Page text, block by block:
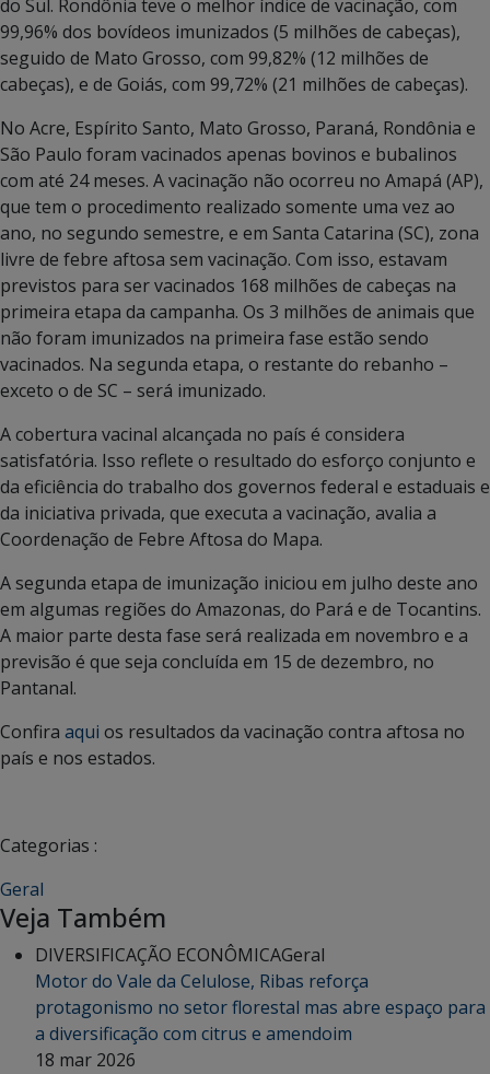
do Sul. Rondônia teve o melhor índice de vacinação, com
99,96% dos bovídeos imunizados (5 milhões de cabeças),
seguido de Mato Grosso, com 99,82% (12 milhões de
cabeças), e de Goiás, com 99,72% (21 milhões de cabeças).
No Acre, Espírito Santo, Mato Grosso, Paraná, Rondônia e
São Paulo foram vacinados apenas bovinos e bubalinos
com até 24 meses. A vacinação não ocorreu no Amapá (AP),
que tem o procedimento realizado somente uma vez ao
ano, no segundo semestre, e em Santa Catarina (SC), zona
livre de febre aftosa sem vacinação. Com isso, estavam
previstos para ser vacinados 168 milhões de cabeças na
primeira etapa da campanha. Os 3 milhões de animais que
não foram imunizados na primeira fase estão sendo
vacinados. Na segunda etapa, o restante do rebanho –
exceto o de SC – será imunizado.
A cobertura vacinal alcançada no país é considera
satisfatória. Isso reflete o resultado do esforço conjunto e
da eficiência do trabalho dos governos federal e estaduais e
da iniciativa privada, que executa a vacinação, avalia a
Coordenação de Febre Aftosa do Mapa.
A segunda etapa de imunização iniciou em julho deste ano
em algumas regiões do Amazonas, do Pará e de Tocantins.
A maior parte desta fase será realizada em novembro e a
previsão é que seja concluída em 15 de dezembro, no
Pantanal.
Confira aqui os resultados da vacinação contra aftosa no
país e nos estados.
Categorias :
Geral
Veja Também
DIVERSIFICAÇÃO ECONÔMICAGeral
Motor do Vale da Celulose, Ribas reforça
protagonismo no setor florestal mas abre espaço para
a diversificação com citrus e amendoim
18 mar 2026